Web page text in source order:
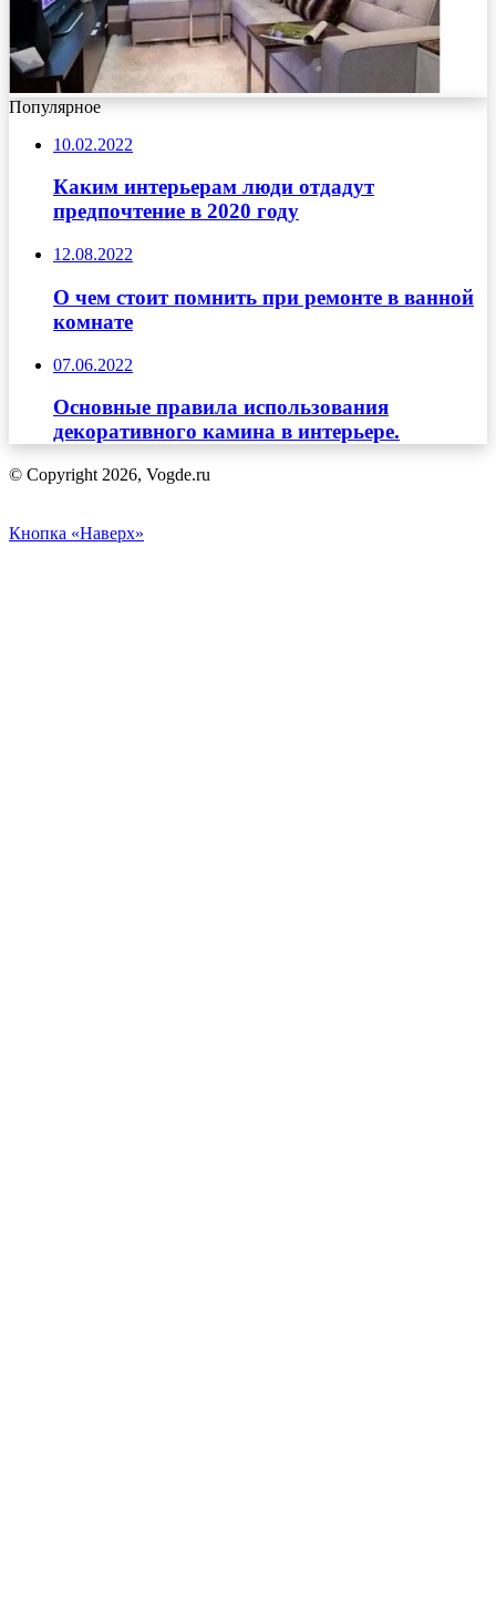
Популярное
10.02.2022
Каким интерьерам люди отдадут
предпочтение в 2020 году
12.08.2022
О чем стоит помнить при ремонте в ванной
комнате
07.06.2022
Основные правила использования
декоративного камина в интерьере.
© Copyright 2026, Vogde.ru
Кнопка «Наверх»